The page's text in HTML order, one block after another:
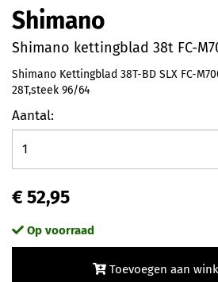
Shimano
Shimano kettingblad 38t FC-
Shimano Kettingblad 38T-BD SLX FC-
28T,steek 96/64
Aantal:
€ 52,95
Op voorraad
Toevoegen aan